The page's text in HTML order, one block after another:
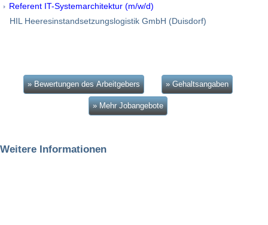
Referent IT-Systemarchitektur (m/w/d)
HIL Heeresinstandsetzungslogistik GmbH (Duisdorf)
» Bewertungen des Arbeitgebers » Gehaltsangaben
» Mehr Jobangebote
Weitere Informationen